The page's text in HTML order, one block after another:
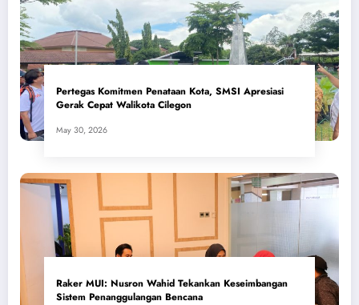
Pertegas Komitmen Penataan Kota, SMSI Apresiasi
Gerak Cepat Walikota Cilegon
May 30, 2026
​Raker MUI: Nusron Wahid Tekankan Keseimbangan
Sistem Penanggulangan Bencana